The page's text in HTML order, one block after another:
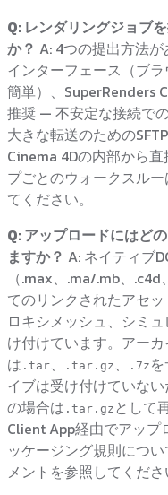
Q: レンダリングジョブ
か？ A: 4つの提出方法
インターフェース（ブ
簡単）、SuperRenders
推奨 — 不安定な接続で
大きな転送のための
Cinema 4Dの内部から
プごとのウォークスルー
てください。
Q: アップロードにはど
ますか？ A: ネイティブ
（.max、.ma/.mb、
てのリンクされたアセ
ロキシメッシュ、シミ
け付けています。アー
は .tar、 .tar.gz 、 .7z
イブは受け付けていな
の場合は .tar.gz として
Client App経由でアップ
ッケージング規則につ
メントを参照してくださ